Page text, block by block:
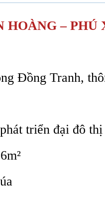
HOÀNG – PHÚ
Đồng Tranh,
triển đại đô